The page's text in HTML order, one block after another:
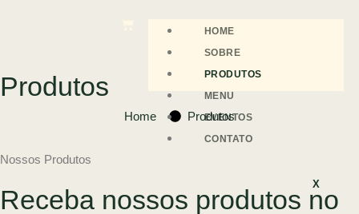
HOME
SOBRE
PRODUTOS
MENU
EVENTOS
CONTATO
X
Produtos
Home Produtos
Nossos Produtos
Receba nossos produtos no